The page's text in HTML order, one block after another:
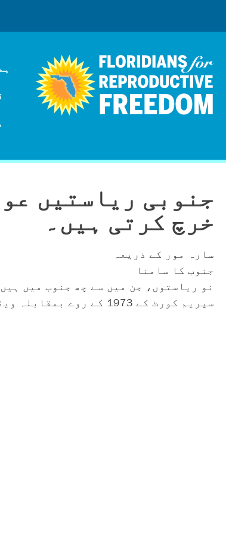
جنوبی ریاستیں
خرچ کرتی ہیں۔
سارہ مور کے ذریعہ
جنوب کا سامنا
نو ریاستوں، جن میں سے چھ جنوب میں
سپریم کورٹ کے 1973 کے روے بمقابلہ ویڈ فیصلے میں قائم حمل کو ختم کرنے کے حق کو چیلنج کرنا ہے۔